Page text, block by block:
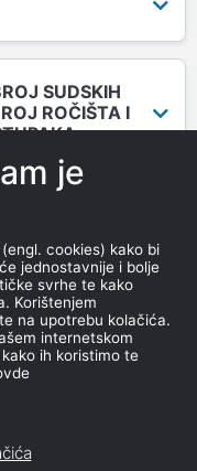
SUDSKIH
ROČIŠTA I
je
cookies) kako bi
jednostavnije i bolje
svrhe te kako
Korištenjem
na upotrebu kolačića.
internetskom
ih koristimo te